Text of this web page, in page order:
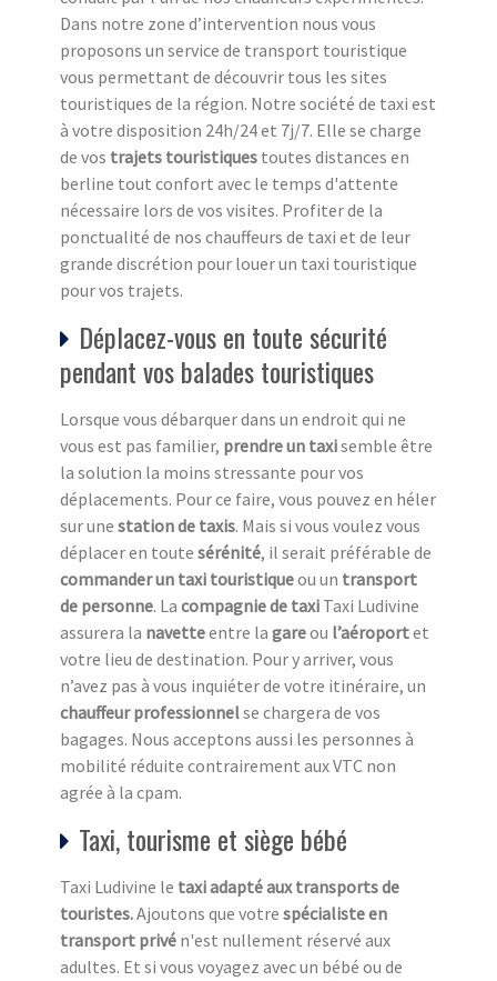
Dans notre zone d’intervention nous vous
proposons un service de transport touristique
vous permettant de découvrir tous les sites
touristiques de la région. Notre société de taxi est
à votre disposition 24h/24 et 7j/7. Elle se charge
de vos trajets touristiques toutes distances en
berline tout confort avec le temps d'attente
nécessaire lors de vos visites. Profiter de la
ponctualité de nos chauffeurs de taxi et de leur
grande discrétion pour louer un taxi touristique
pour vos trajets.
Déplacez-vous en toute sécurité
pendant vos balades touristiques
Lorsque vous débarquer dans un endroit qui ne
vous est pas familier, prendre un taxisemble être
la solution la moins stressante pour vos
déplacements. Pour ce faire, vous pouvez en héler
sur une station de taxis. Mais si vous voulez vous
déplacer en toute sérénité, il serait préférable de
commander un taxi touristiqueou un transport
de personne. La compagnie de taxi Taxi Ludivine
assurera la navetteentre la gareou l’aéroportet
votre lieu de destination. Pour y arriver, vous
n’avez pas à vous inquiéter de votre itinéraire, un
chauffeur professionnelse chargera de vos
bagages. Nous acceptons aussi les personnes à
mobilité réduite contrairement aux VTC non
agrée à la cpam.
Taxi, tourisme et siège bébé
Taxi Ludivine le taxi adapté aux transports de
touristes.Ajoutons que votre spécialiste en
transport privé n'est nullement réservé aux
adultes. Et si vous voyagez avec un bébé ou de